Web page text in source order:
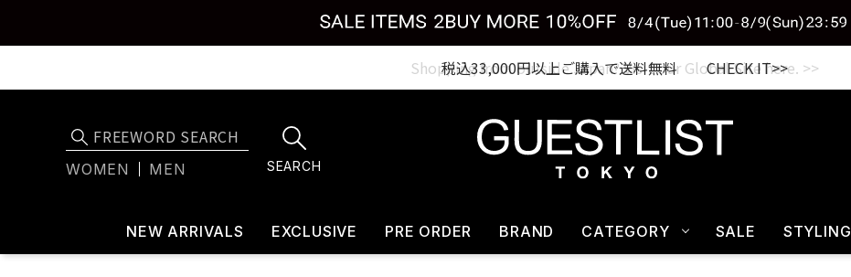
税込33,000円以上ご購入で送料無料 CHECK IT>>
WOMEN MEN SEARCH
NEW ARRIVALS EXCLUSIVE PRE ORDER BRAND CATEGORY SALE STYLING